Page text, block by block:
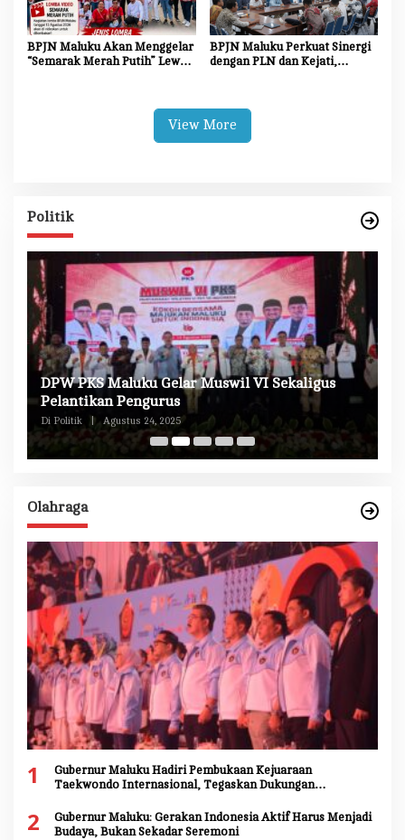
BPJN Maluku Akan Menggelar
“Semarak Merah Putih” Lewat
BPJN Maluku Perkuat Sinergi
dengan PLN dan Kejati,
View More
Politik
DPW PKS Maluku Gelar Muswil VI Sekaligus
Pelantikan Pengurus
Di Politik Agustus 24, 2025
Olahraga
1
Gubernur Maluku Hadiri Pembukaan Kejuaraan
Taekwondo Internasional, Tegaskan Dukungan
2
Gubernur Maluku: Gerakan Indonesia Aktif Harus Menjadi
Budaya, Bukan Sekadar Seremoni